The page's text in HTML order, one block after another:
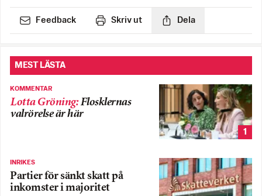
Feedback Skriv ut Dela
MEST LÄSTA
KOMMENTAR
Lotta Gröning:Flosklernas
valrörelse är här
1
INRIKES
Partier för sänkt skatt på
inkomster i majoritet